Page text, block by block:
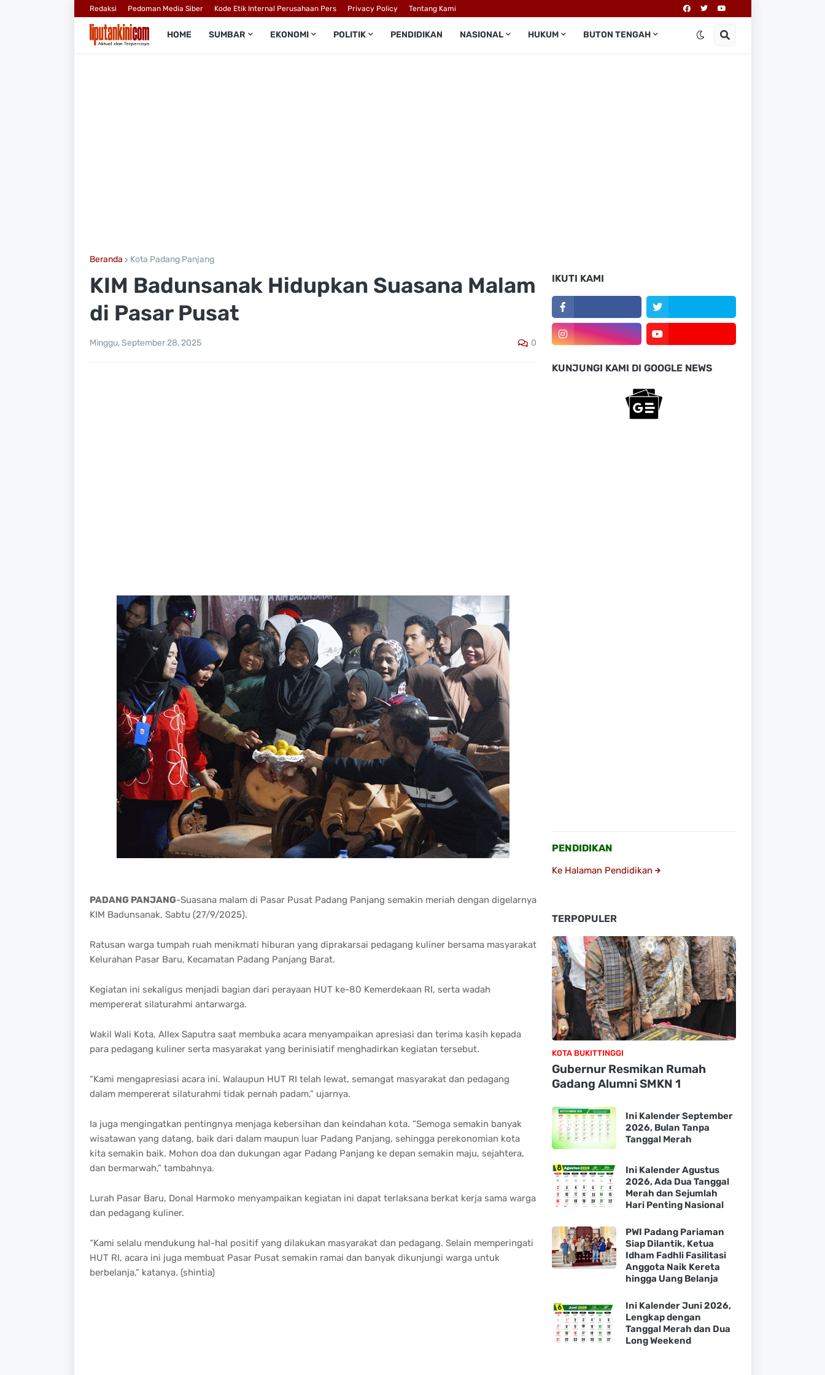
Redaksi Pedoman Media Siber Kode Etik Internal Perusahaan Pers Privacy Policy Tentang Kami
HOME SUMBAR EKONOMI POLITIK PENDIDIKAN NASIONAL HUKUM BUTON TENGAH
Beranda Kota Padang Panjang
KIM Badunsanak Hidupkan Suasana Malam
di Pasar Pusat
Minggu, September 28, 2025 0
PADANG PANJANG-Suasana malamdi Pasar Pusat Padang Panjang semakin meriah dengan digelarnya
KIM Badunsanak, Sabtu (27/9/2025).
Ratusan warga tumpah ruah menikmati hiburan yang diprakarsai pedagang kuliner bersama masyarakat
Kelurahan Pasar Baru, Kecamatan Padang Panjang Barat.
Kegiatan ini sekaligus menjadi bagian dari perayaan HUT ke-80 Kemerdekaan RI, serta wadah
mempererat silaturahmi antarwarga.
Wakil Wali Kota, Allex Saputra saat membukaacara menyampaikan apresiasi dan terima kasih kepada
para pedagang kuliner serta masyarakatyang berinisiatif menghadirkan kegiatan tersebut.
“Kami mengapresiasi acara ini. Walaupun HUT RI telah lewat, semangat masyarakatdan pedagang
dalam mempererat silaturahmi tidak pernah padam,” ujarnya.
Iajuga mengingatkan pentingnya menjaga kebersihan dan keindahan kota. “Semoga semakin banyak
wisatawan yang datang, baik dari dalam maupun luarPadang Panjang, sehingga perekonomian kota
kita semakin baik. Mohon doadan dukungan agar Padang Panjang ke depan semakin maju, sejahtera,
dan bermarwah,” tambahnya.
Lurah Pasar Baru, Donal Harmoko menyampaikan kegiatan ini dapat terlaksana berkat kerja sama warga
dan pedagang kuliner.
“Kami selalu mendukung hal-hal positifyang dilakukan masyarakatdan pedagang. Selain memperingati
HUT RI, acara ini juga membuatPasar Pusat semakin ramai dan banyak dikunjungi warga untuk
berbelanja,” katanya. (shintia)
IKUTI KAMI
KUNJUNGI KAMI DI GOOGLE NEWS
PENDIDIKAN
Ke Halaman Pendidikan
TERPOPULER
KOTA BUKITTINGGI
Gubernur Resmikan Rumah
Gadang Alumni SMKN 1
Ini Kalender September
2026, Bulan Tanpa
Tanggal Merah
Ini Kalender Agustus
2026, Ada Dua Tanggal
Merah dan Sejumlah
Hari Penting Nasional
PWI Padang Pariaman
Siap Dilantik, Ketua
Idham Fadhli Fasilitasi
Anggota Naik Kereta
hingga Uang Belanja
Ini Kalender Juni 2026,
Lengkap dengan
Tanggal Merah dan Dua
Long Weekend